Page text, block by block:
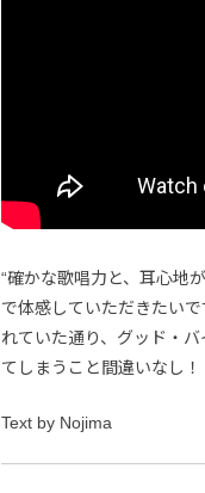
“確かな歌唱力と、耳心地
で体感していただきたい
れていた通り、グッド・
てしまうこと間違いなし！
Text by Nojima